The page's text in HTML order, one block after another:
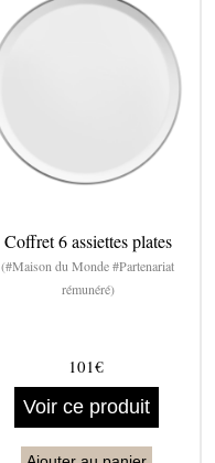
Coffret 6 assiettes plates
(#Maison du Monde #Partenariat
rémunéré)
101€
Voir ce produit